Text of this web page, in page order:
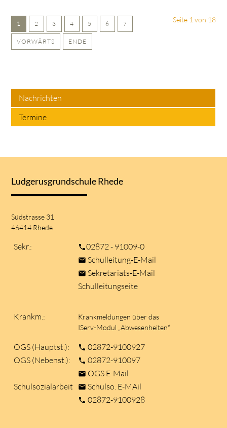
Seite 1 von 18
1 2 3 4 5 6 7
VORWÄRTS ENDE
Nachrichten
Termine
Ludgerusgrundschule Rhede
Südstrasse 31
46414 Rhede
Sekr.: phone02872 - 91009-0
mail Schulleitung-E-Mail
mail Sekretariats-E-Mail
Schulleitungseite
Krankm.:
Krankmeldungen über das
IServ-Modul „Abwesenheiten“
OGS (Hauptst.): phone 02872-9100927
OGS (Nebenst.):
phone 02872-910097
mail OGS E-Mail
Schulsozialarbeit
mail Schulso. E-MAil
phone 02872-9100928